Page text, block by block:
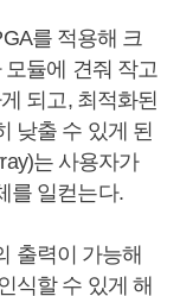
를 적용해 크
듈에 견줘 작고
되고, 최적화된
낮출 수 있게 된
는 사용자가
를 일컫는다.
출력이 가능해
식할 수 있게 해